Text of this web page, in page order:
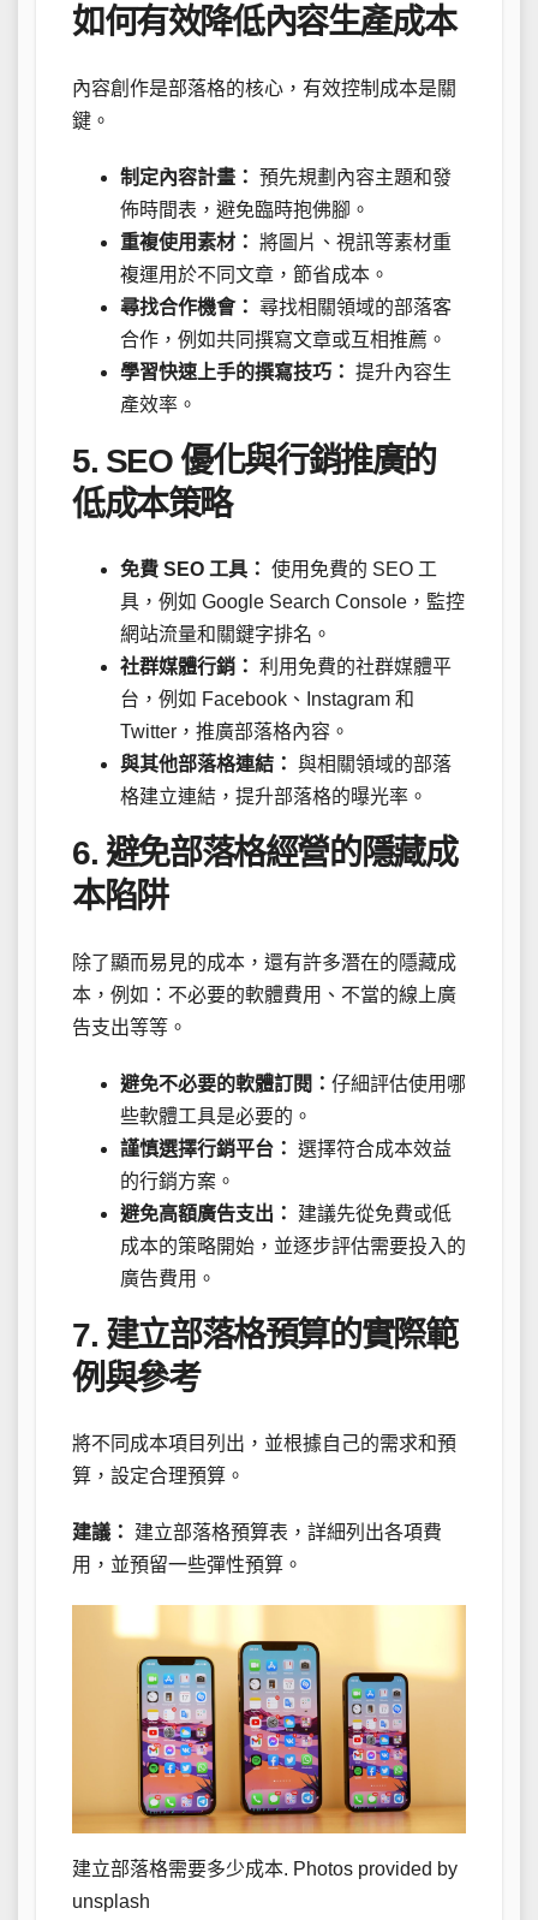
如何有效降低內容生產成本
內容創作是部落格的核心，有效控制成本是關
鍵。
制定內容計畫： 預先規劃內容主題和發
佈時間表，避免臨時抱佛腳。
重複使用素材： 將圖片、視訊等素材重
複運用於不同文章，節省成本。
尋找合作機會： 尋找相關領域的部落客
合作，例如共同撰寫文章或互相推薦。
學習快速上手的撰寫技巧： 提升內容生
產效率。
5. SEO 優化與行銷推廣的
低成本策略
免費 SEO 工具： 使用免費的 SEO 工
具，例如 Google Search Console，監控
網站流量和關鍵字排名。
社群媒體行銷： 利用免費的社群媒體平
台，例如 Facebook、Instagram 和
Twitter，推廣部落格內容。
與其他部落格連結： 與相關領域的部落
格建立連結，提升部落格的曝光率。
6. 避免部落格經營的隱藏成
本陷阱
除了顯而易見的成本，還有許多潛在的隱藏成
本，例如：不必要的軟體費用、不當的線上廣
告支出等等。
避免不必要的軟體訂閱： 仔細評估使用哪
些軟體工具是必要的。
謹慎選擇行銷平台： 選擇符合成本效益
的行銷方案。
避免高額廣告支出：
建議先從免費或低
成本的策略開始，並逐步評估需要投入的
廣告費用。
7. 建立部落格預算的實際範
例與參考
將不同成本項目列出，並根據自己的需求和預
算，設定合理預算。
建議：
建立部落格預算表，詳細列出各項費
用，並預留一些彈性預算。
建立部落格需要多少成本. Photos provided by
unsplash